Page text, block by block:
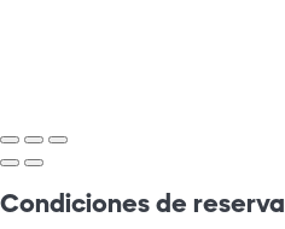
Condiciones de reserva